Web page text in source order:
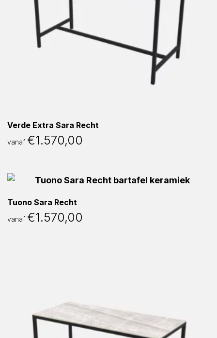
Verde Extra Sara Recht
vanaf €1.570,00
Tuono Sara Recht
vanaf €1.570,00